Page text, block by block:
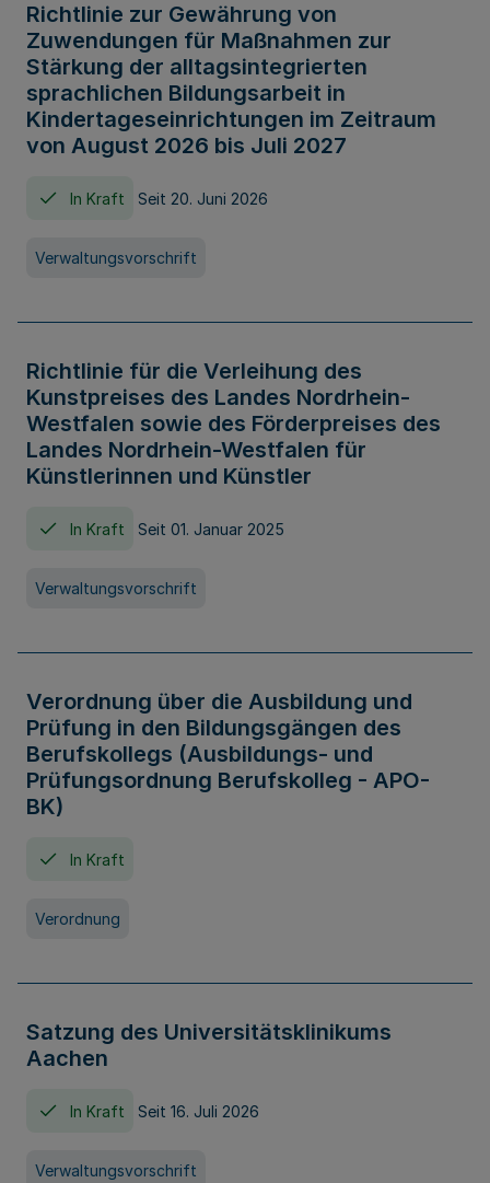
Richtlinie zur Gewährung von
Zuwendungen für Maßnahmen zur
Stärkung der alltagsintegrierten
sprachlichen Bildungsarbeit in
Kindertageseinrichtungen im Zeitraum
von August 2026 bis Juli 2027
In Kraft Seit 20. Juni 2026
Verwaltungsvorschrift
Richtlinie für die Verleihung des
Kunstpreises des Landes Nordrhein-
Westfalen sowie des Förderpreises des
Landes Nordrhein-Westfalen für
Künstlerinnen und Künstler
In Kraft Seit 01. Januar 2025
Verwaltungsvorschrift
Verordnung über die Ausbildung und
Prüfung in den Bildungsgängen des
Berufskollegs (Ausbildungs- und
Prüfungsordnung Berufskolleg - APO-
BK)
In Kraft
Verordnung
Satzung des Universitätsklinikums
Aachen
In Kraft Seit 16. Juli 2026
Verwaltungsvorschrift